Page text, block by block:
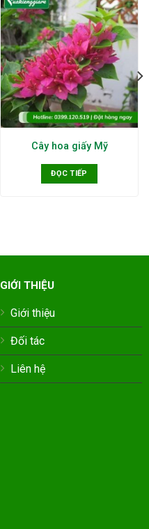
Cây hoa giấy Mỹ
ĐỌC TIẾP
GIỚI THIỆU
Giới thiệu
Đối tác
Liên hệ